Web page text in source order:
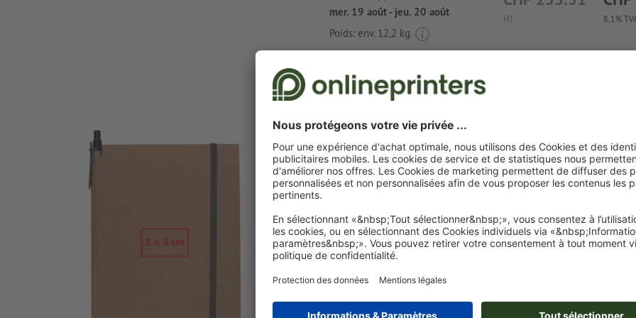
HT 8.1%
mer. 19 août - jeu. 20 août
Poids: env. 12,2 kg
taille L Manisa
Format de données : 5 x 3 cm
couleurs de motif.
Nommez les champs de couleurs avec la couleur cible de
couleur Pantone FORMULA GUIDE Solid Coated (p. ex. «